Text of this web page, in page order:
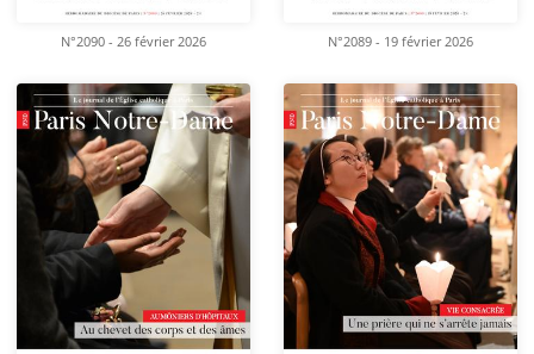
N°2090 - 26 février 2026 N°2089 - 19 février 2026